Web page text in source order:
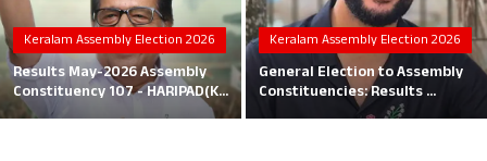
Malayalam
Keralam Assembly Election 2026
Results May-2026 Assembly
Constituency 107 - HARIPAD(K...
Keralam Assembly Election 2026
General Election to Assembly
Constituencies: Results ...